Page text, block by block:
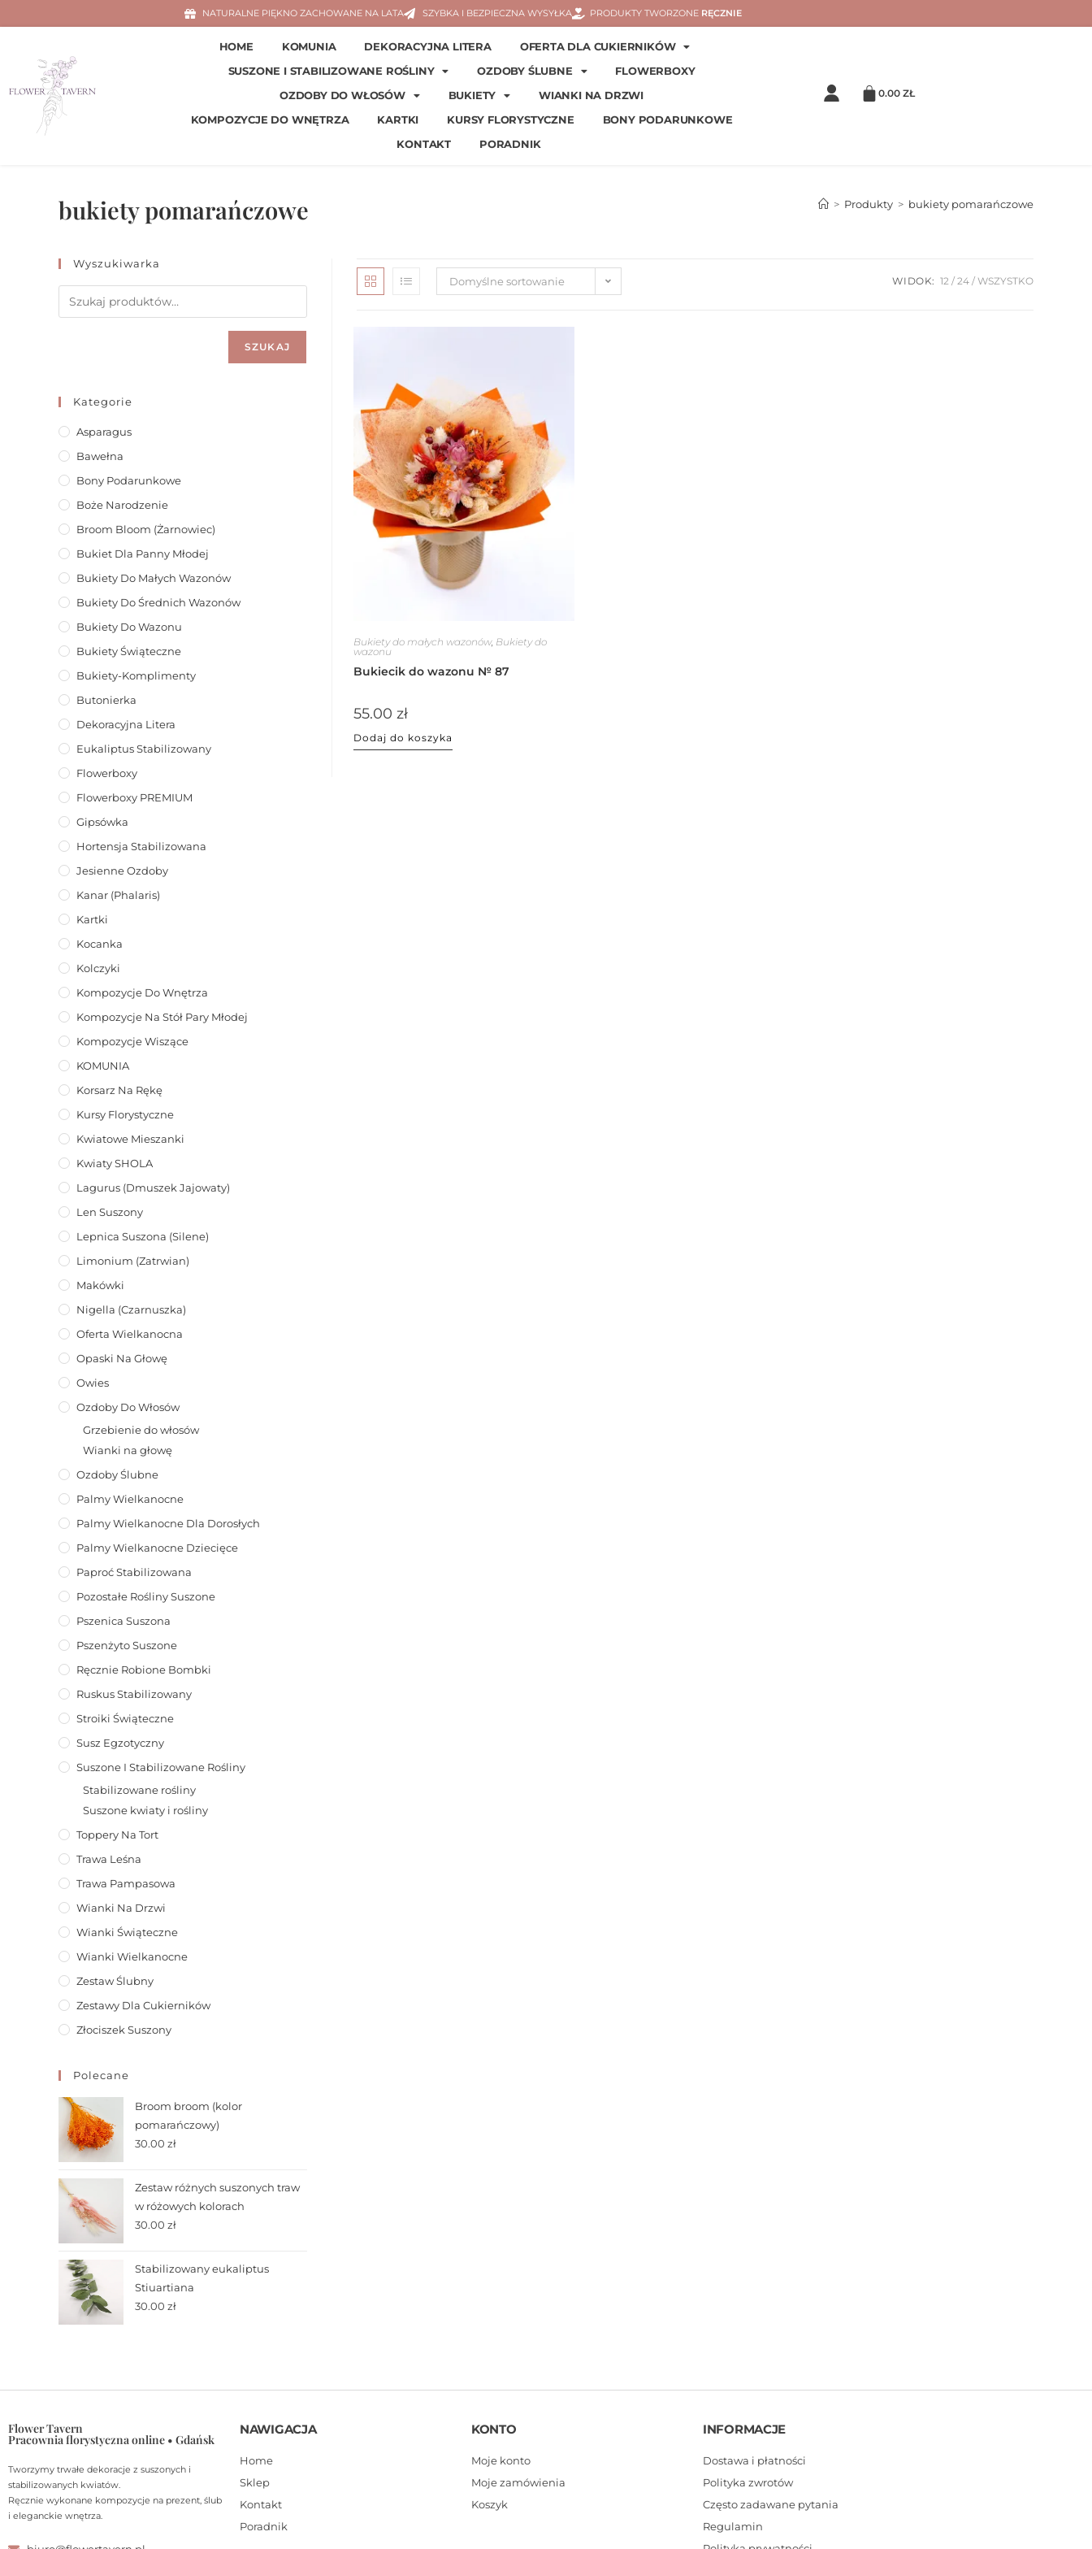
NATURALNE PIĘKNO ZACHOWANE NA LATA SZYBKA I BEZPIECZNA WYSYŁKA PRODUKTY TWORZONE RĘCZNIE
HOME KOMUNIA DEKORACYJNA LITERA
OFERTA DLA CUKIERNIKÓW
SUSZONE I STABILIZOWANE ROŚLINY
OZDOBY ŚLUBNE
FLOWERBOXY
OZDOBY DO WŁOSÓW
BUKIETY
WIANKI NA DRZWI
KOMPOZYCJE DO WNĘTRZA
KARTKI KURSY FLORYSTYCZNE
BONY PODARUNKOWE
KONTAKT
PORADNIK
0.00ZŁ
bukiety pomarańczowe > Produkty > bukiety pomarańczowe
Domyślne sortowanie WIDOK: 12 24 WSZYSTKO
Bukiety do małych wazonów, Bukiety do
wazonu
Bukiecik do wazonu № 87
55.00zł
Dodaj do koszyka
Wyszukiwarka
SZUKAJ
Kategorie
Asparagus
Bawełna
Bony Podarunkowe
Boże Narodzenie
Broom Bloom (żarnowiec)
Bukiet Dla Panny Młodej
Bukiety Do Małych Wazonów
Bukiety Do Średnich Wazonów
Bukiety Do Wazonu
Bukiety Świąteczne
Bukiety-Komplimenty
Butonierka
Dekoracyjna Litera
Eukaliptus Stabilizowany
Flowerboxy
Flowerboxy PREMIUM
Gipsówka
Hortensja Stabilizowana
Jesienne Ozdoby
Kanar (phalaris)
Kartki
Kocanka
Kolczyki
Kompozycje Do Wnętrza
Kompozycje Na Stół Pary Młodej
Kompozycje Wiszące
KOMUNIA
Korsarz Na Rękę
Kursy Florystyczne
Kwiatowe Mieszanki
Kwiaty SHOLA
Lagurus (dmuszek Jajowaty)
Len Suszony
Lepnica Suszona (Silene)
Limonium (zatrwian)
Makówki
Nigella (Czarnuszka)
Oferta Wielkanocna
Opaski Na Głowę
Owies
Ozdoby Do Włosów
Grzebienie do włosów
Wianki na głowę
Ozdoby Ślubne
Palmy Wielkanocne
Palmy Wielkanocne Dla Dorosłych
Palmy Wielkanocne Dziecięce
Paproć Stabilizowana
Pozostałe Rośliny Suszone
Pszenica Suszona
Pszenżyto Suszone
Ręcznie Robione Bombki
Ruskus Stabilizowany
Stroiki Świąteczne
Susz Egzotyczny
Suszone I Stabilizowane Rośliny
Stabilizowane rośliny
Suszone kwiaty i rośliny
Toppery Na Tort
Trawa Leśna
Trawa Pampasowa
Wianki Na Drzwi
Wianki Świąteczne
Wianki Wielkanocne
Zestaw Ślubny
Zestawy Dla Cukierników
Złociszek Suszony
Polecane
Broom broom (kolor
pomarańczowy)
30.00 zł
Zestaw różnych suszonych traw
w różowych kolorach
30.00 zł
Stabilizowany eukaliptus
Stiuartiana
30.00 zł
Flower Tavern
Pracownia florystyczna online • Gdańsk
Tworzymy trwałe dekoracje z suszonych i
stabilizowanych kwiatów.
Ręcznie wykonane kompozycje na prezent, ślub
i eleganckie wnętrza.
NAWIGACJA
Home
Sklep
Kontakt
Poradnik
KONTO
Moje konto
Moje zamówienia
Koszyk
INFORMACJE
Dostawa i płatności
Polityka zwrotów
Często zadawane pytania
Regulamin